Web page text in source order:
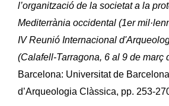
l’organització de la societat a la
Mediterrània occidental (1er
IV Reunió Internacional
(Calafell-Tarragona, 6 al 9 de març
Barcelona: Universitat de
d’Arqueologia Clàssica, pp. 253-